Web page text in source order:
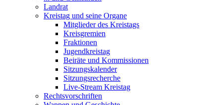
Landrat
Kreistag und seine Organe
Mitglieder des Kreistags
Kreisgremien
Fraktionen
Jugendkreistag
Beiräte und Kommissionen
Sitzungskalender
Sitzungsrecherche
Live-Stream Kreistag
Rechtsvorschriften